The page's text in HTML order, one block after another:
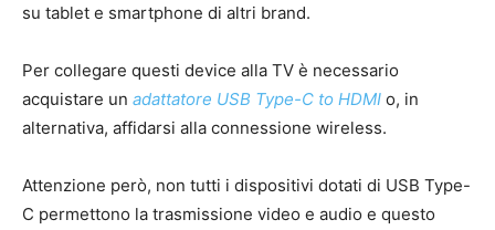
su tablet e smartphone di altri brand.
Per collegare questi device alla TV è necessario
acquistare un adattatore USB Type-C to HDMI o, in
alternativa, affidarsi alla connessione wireless.
Attenzione però, non tutti i dispositivi dotati di USB Type-
C permettono la trasmissione video e audio e questo